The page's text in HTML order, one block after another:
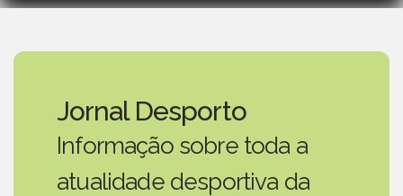
Jornal Desporto
Informação sobre toda a
atualidade desportiva da